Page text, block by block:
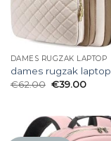
DAMES RUGZAK LAPTOP
dames rugzak laptop
€62.00 €39.00